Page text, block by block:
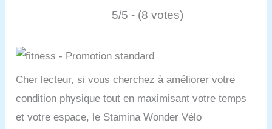
5/5 - (8 votes)
Cher lecteur, si vous cherchez à améliorer votre
condition physique tout en maximisant votre temps
et votre espace, le Stamina Wonder Vélo